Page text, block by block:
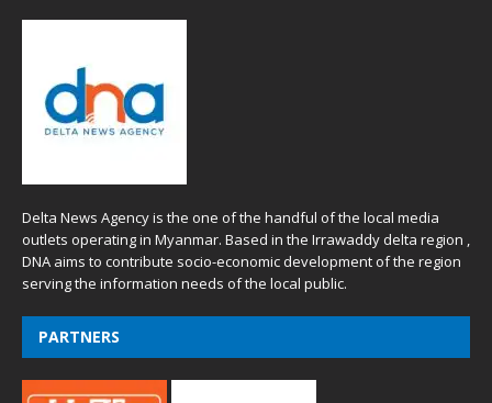
Delta News Agency is the one of the handful of the local media
outlets operating in Myanmar. Based in the Irrawaddy delta region ,
DNA aims to contribute socio-economic development of the region
serving the information needs of the local public.
PARTNERS